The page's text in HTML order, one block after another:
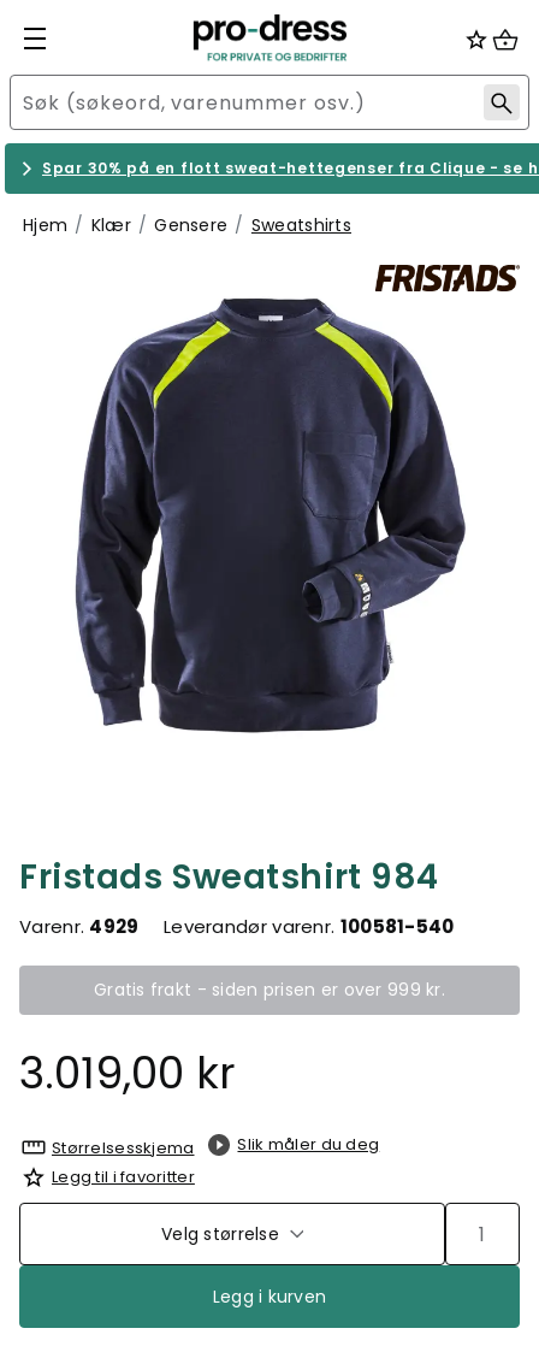
Spar 30% på en flott sweat-hettegenser fra Clique - se
Hjem Klær Gensere Sweatshirts
Fristads Sweatshirt 984
Varenr. 4929 Leverandør varenr. 100581-540
Gratis frakt - siden prisen er over 999 kr.
3.019,00 kr
Størrelsesskjema
Slik måler du deg
Legg til i favoritter
Velg størrelse
Legg i kurven